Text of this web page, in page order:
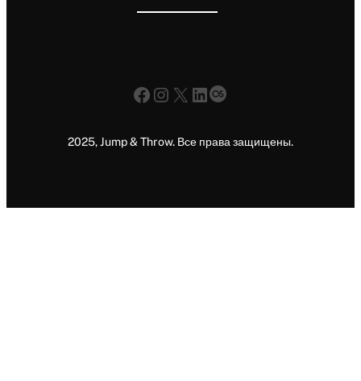
Facebook
Instagram
X LinkedIn
Last.fm
2025, Jump & Throw. Все права защищены.